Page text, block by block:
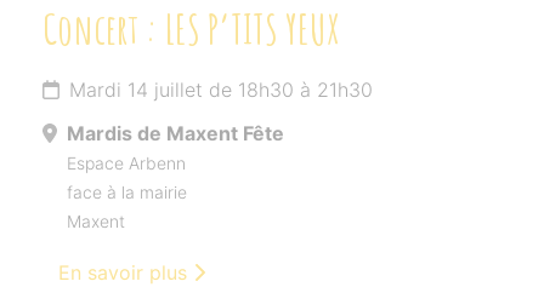
Concert : LES P’TITS YEUX
Mardi 14 juillet de 18h30 à 21h30
Mardis de Maxent Fête
Espace Arbenn
face à la mairie
Maxent
En savoir plus